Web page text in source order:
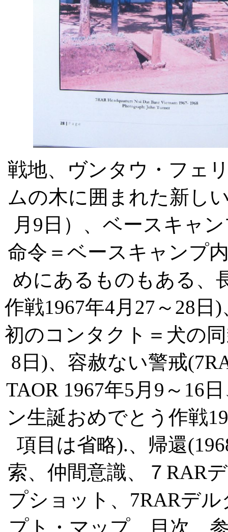
戦地、ヴンタウ・フェ
ムの木に囲まれた新し
月 9 日）、ベースキャ
命令＝ベースキャンプ
めにあるものもある、
作戦1967年4月 27 ～ 28 日 )
初のコンタクト＝犬の
8 日 )、容赦ない警戒
TAOR 1967年5 月 9 ～ 16
ン生誕おめでとう作戦
項目は省略).、帰還
索、仲間意識、７ RAR
プショット、 7RARデル
プト・マップ、目次、